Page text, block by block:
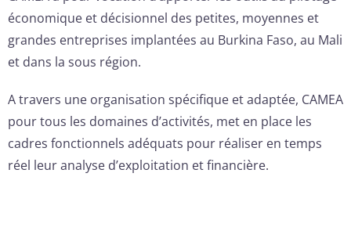
économique et décisionnel des petites, moyennes et
grandes entreprises implantées au Burkina Faso, au Mali
et dans la sous région.
A travers une organisation spécifique et adaptée, CAMEA
pour tous les domaines d’activités, met en place les
cadres fonctionnels adéquats pour réaliser en temps
réel leur analyse d’exploitation et financière.